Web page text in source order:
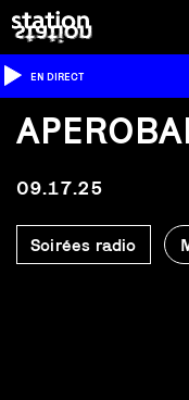
EN DIRECT
09.17.25
Soirées radio